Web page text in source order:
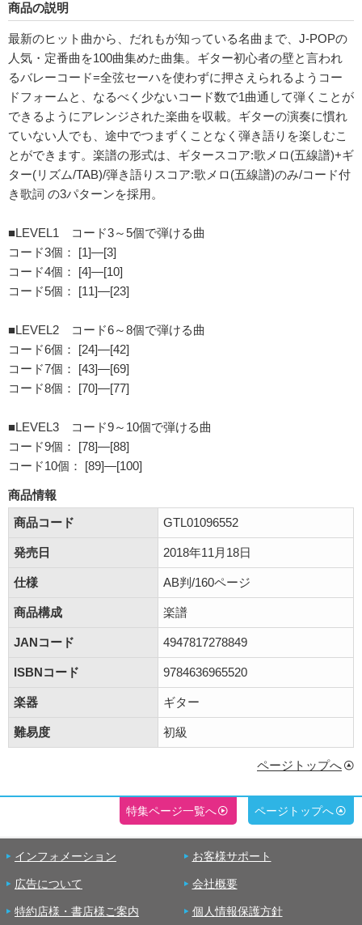
商品の説明
最新のヒット曲から、だれもが知っている名曲まで、J-POPの
人気・定番曲を100曲集めた曲集。ギター初心者の壁と言われ
るバレーコード=全弦セーハを使わずに押さえられるようコー
ドフォームと、なるべく少ないコード数で1曲通して弾くことが
できるようにアレンジされた楽曲を収載。ギターの演奏に慣れ
ていない人でも、途中でつまずくことなく弾き語りを楽しむこ
とができます。楽譜の形式は、ギタースコア:歌メロ(五線譜)+ギ
ター(リズム/TAB)/弾き語りスコア:歌メロ(五線譜)のみ/コード付
き歌詞 の3パターンを採用。
■LEVEL1 コード3～5個で弾ける曲
コード3個： [1]―[3]
コード4個： [4]―[10]
コード5個： [11]―[23]
■LEVEL2 コード6～8個で弾ける曲
コード6個： [24]―[42]
コード7個： [43]―[69]
コード8個： [70]―[77]
■LEVEL3 コード9～10個で弾ける曲
コード9個： [78]―[88]
コード10個： [89]―[100]
商品情報
商品コード
GTL01096552
発売日 2018年11月18日
仕様 AB判/160ページ
商品構成 楽譜
JANコード 4947817278849
ISBNコード 9784636965520
楽器 ギター
難易度 初級
ページトップへ
特集ページ一覧へ ページトップへ
インフォメーション お客様サポート
広告について 会社概要
特約店様・書店様ご案内 個人情報保護方針